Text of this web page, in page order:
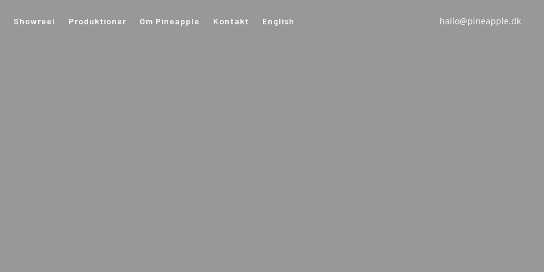
Showreel Produktioner Om Pineapple Kontakt English hallo@pineapple.dk